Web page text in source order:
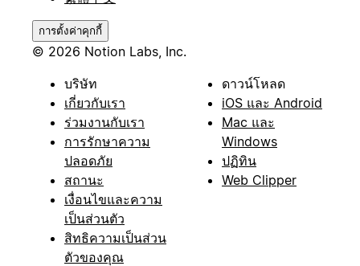
การตั้งค่าคุกกี้
© 2026 Notion Labs, Inc.
บริษัท
เกี่ยวกับเรา
ร่วมงานกับเรา
การรักษาความ
ปลอดภัย
สถานะ
เงื่อนไขและความ
เป็นส่วนตัว
สิทธิความเป็นส่วน
ตัวของคุณ
ดาวน์โหลด
iOS และ Android
Mac และ
Windows
ปฏิทิน
Web Clipper